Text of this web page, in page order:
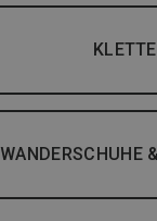
WANDERSCHUHE